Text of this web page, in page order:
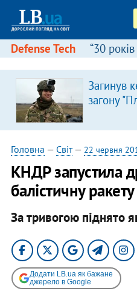
Defense Tech “30 років
Загинув
загону
Головна — Світ— 22 червня
КНДР запустила
балістичну ракету
За тривогою піднято
Додати LB.ua як бажане
джерело в Google